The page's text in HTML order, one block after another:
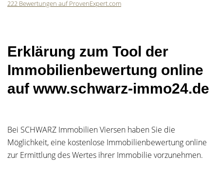
222 Bewertungen auf ProvenExpert.com
Erklärung zum Tool der
Immobilienbewertung online
auf www.schwarz-immo24.de
Bei SCHWARZ Immobilien Viersen haben Sie die
Möglichkeit, eine kostenlose Immobilienbewertung online
zur Ermittlung des Wertes ihrer Immobilie vorzunehmen.